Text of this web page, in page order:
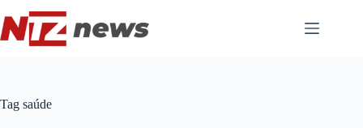
para
o
conteúdo
Tag saúde